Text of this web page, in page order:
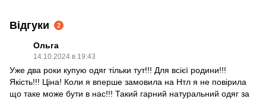
Відгуки 2
Ольга
14.10.2024 в 19:43
Уже два роки купую одяг тільки тут!!! Для всієї родини!!!
Якість!!! Ціна! Коли я вперше замовила на Нтл я не повірила
що таке може бути в нас!!! Такий гарний натуральний одяг за